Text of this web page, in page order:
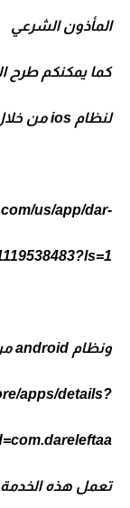
المأذون الشرعي
كما يمكنكم طرح
لنظام ios من خلال الرابط الآتي:
us/app/dar-
ونظام android من خلال الرابط الآتي:
apps/details?
تعمل هذه الخدمة حاليا